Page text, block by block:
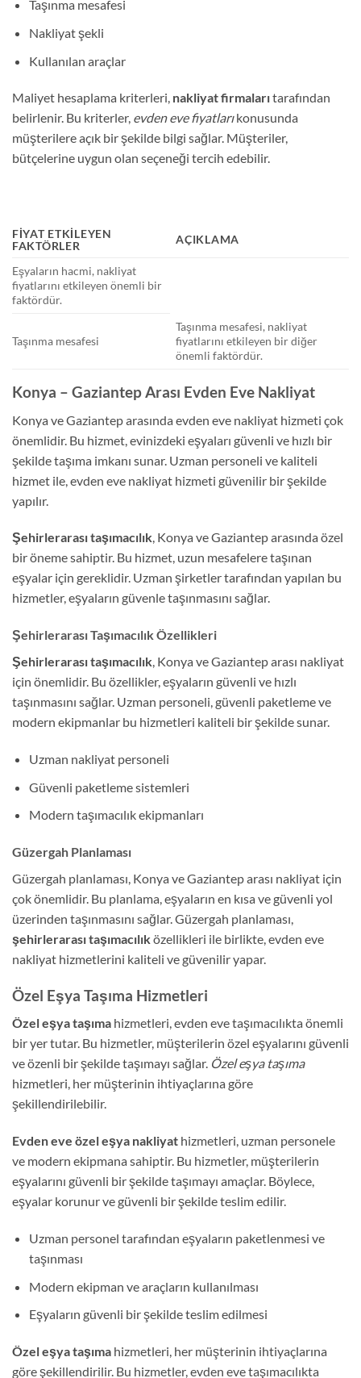
Taşınma mesafesi
Nakliyat şekli
Kullanılan araçlar
Maliyet hesaplama kriterleri, nakliyat firmalarıtarafından
belirlenir. Bu kriterler, evden eve fiyatlarıkonusunda
müşterilere açık bir şekilde bilgi sağlar. Müşteriler,
bütçelerine uygun olan seçeneği tercih edebilir.
FIYAT ETKILEYEN
FAKTÖRLER
AÇIKLAMA
Eşyaların hacmi, nakliyat
fiyatlarını etkileyen önemli bir
faktördür.
Taşınma mesafesi
Taşınma mesafesi, nakliyat
fiyatlarını etkileyen bir diğer
önemli faktördür.
Konya – Gaziantep Arası Evden Eve Nakliyat
Konya ve Gaziantep arasında evden eve nakliyat hizmeti çok
önemlidir. Bu hizmet, evinizdeki eşyaları güvenli ve hızlı bir
şekilde taşıma imkanı sunar. Uzman personeli ve kaliteli
hizmet ile, evden eve nakliyat hizmeti güvenilir bir şekilde
yapılır.
Şehirlerarası taşımacılık, Konya ve Gaziantep arasında özel
bir öneme sahiptir. Bu hizmet, uzun mesafelere taşınan
eşyalar için gereklidir. Uzman şirketler tarafından yapılan bu
hizmetler, eşyaların güvenle taşınmasını sağlar.
Şehirlerarası Taşımacılık Özellikleri
Şehirlerarası taşımacılık, Konya ve Gaziantep arası nakliyat
için önemlidir. Bu özellikler, eşyaların güvenli ve hızlı
taşınmasını sağlar. Uzman personeli, güvenli paketleme ve
modern ekipmanlar bu hizmetleri kaliteli bir şekilde sunar.
Uzman nakliyat personeli
Güvenli paketleme sistemleri
Modern taşımacılık ekipmanları
Güzergah Planlaması
Güzergah planlaması, Konya ve Gaziantep arası nakliyat için
çok önemlidir. Bu planlama, eşyaların en kısa ve güvenli yol
üzerinden taşınmasını sağlar. Güzergah planlaması,
şehirlerarası taşımacılıközellikleri ile birlikte, evden eve
nakliyat hizmetlerini kaliteli ve güvenilir yapar.
Özel Eşya Taşıma Hizmetleri
Özel eşya taşıma hizmetleri, evden eve taşımacılıkta önemli
bir yer tutar. Bu hizmetler, müşterilerin özel eşyalarını güvenli
ve özenli bir şekilde taşımayı sağlar. Özel eşya taşıma
hizmetleri, her müşterinin ihtiyaçlarına göre
şekillendirilebilir.
Evden eve özel eşya nakliyat hizmetleri, uzman personele
ve modern ekipmana sahiptir. Bu hizmetler, müşterilerin
eşyalarını güvenli bir şekilde taşımayı amaçlar. Böylece,
eşyalar korunur ve güvenli bir şekilde teslim edilir.
Uzman personel tarafından eşyaların paketlenmesi ve
taşınması
Modern ekipman ve araçların kullanılması
Eşyaların güvenli bir şekilde teslim edilmesi
Özel eşya taşıma hizmetleri, her müşterinin ihtiyaçlarına
göre şekillendirilir. Bu hizmetler, evden eve taşımacılıkta